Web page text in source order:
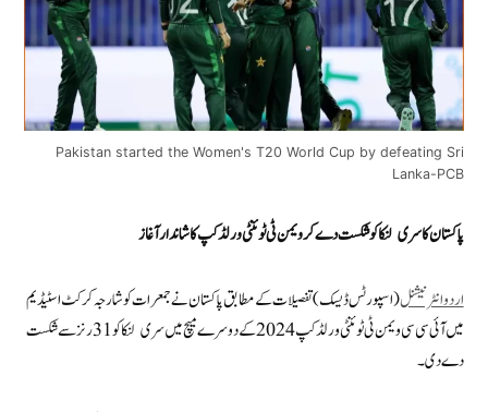
Pakistan started the Women's T20 World Cup by defeating Sri
Lanka-PCB
پاکستان کا سری لنکا کو شکست دے کر ویمن ٹی ٹوئنٹی ورلڈ کپ کا شاندار آغاز
اردوانٹرنیشنل(اسپورٹس ڈیسک) تفصیلات کے مطابق پاکستان نے جمعرات کو شارجہ کرکٹ اسٹیڈیم
میں آئی سی سی ویمن ٹی ٹوئنٹی ورلڈ کپ 2024 کے دوسرے میچ میں سری لنکا کو 31 رنز سے شکست
دے دی۔